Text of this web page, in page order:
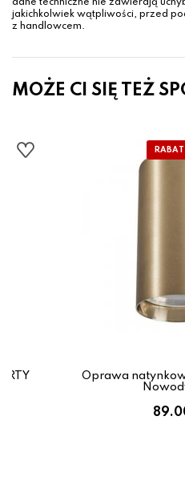
dane techniczne nie zawierają
jakichkolwiek wątpliwości, przed
z handlowcem.
MOŻE CI SIĘ TEŻ
Oprawa natynkowa